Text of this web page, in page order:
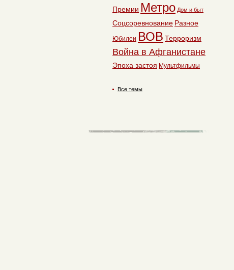
Премии Метро Дом и быт
Соцсоревнование Разное
Юбилеи ВОВ Терроризм
Война в Афганистане
Эпоха застоя Мультфильмы
Все темы